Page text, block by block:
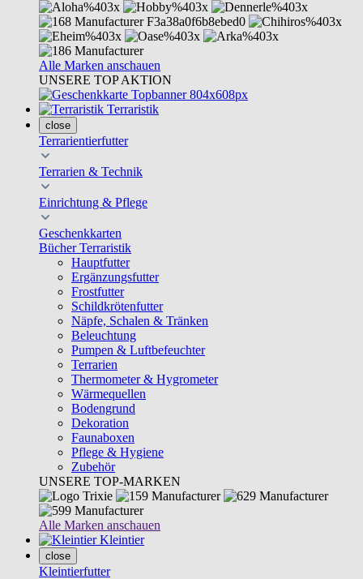
Alle Marken anschauen
UNSERE TOP AKTION
Terraristik
close
Terrarientierfutter
Terrarien & Technik
Einrichtung & Pflege
Geschenkkarten
Bücher Terraristik
Hauptfutter
Ergänzungsfutter
Frostfutter
Schildkrötenfutter
Näpfe, Schalen & Tränken
Beleuchtung
Pumpen & Luftbefeuchter
Terrarien
Thermometer & Hygrometer
Wärmequellen
Bodengrund
Dekoration
Faunaboxen
Pflege & Hygiene
Zubehör
UNSERE TOP-MARKEN
Alle Marken anschauen
Kleintier
close
Kleintierfutter